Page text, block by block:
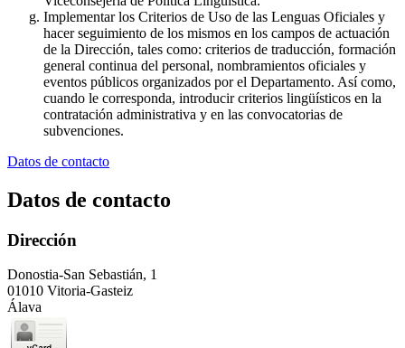
Implementar los Criterios de Uso de las Lenguas Oficiales y
hacer seguimiento de los mismos en los campos de actuación
de la Dirección, tales como: criterios de traducción, formación
general continua del personal, nombramientos oficiales y
eventos públicos organizados por el Departamento. Así como,
cuando le corresponda, introducir criterios lingüísticos en la
contratación administrativa y en las convocatorias de
subvenciones.
Datos de contacto
Datos de contacto
Dirección
Donostia-San Sebastián, 1
01010 Vitoria-Gasteiz
Álava